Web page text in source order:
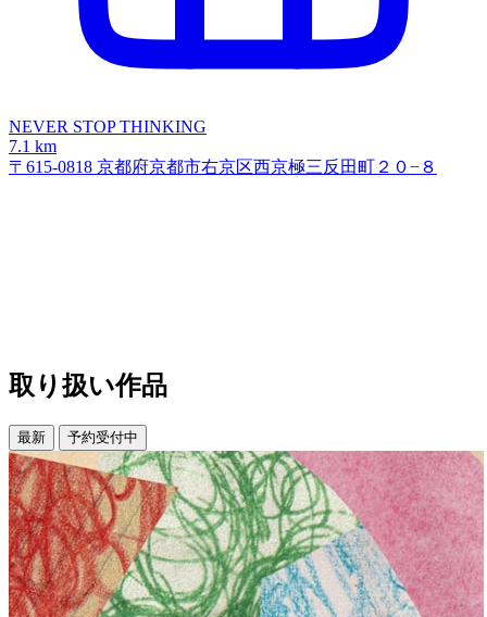
NEVER STOP THINKING
7.1 km
〒615-0818 京都府京都市右京区西京極三反田町２０−８
取り扱い作品
最新 予約受付中